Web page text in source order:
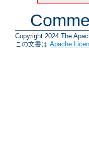
Copyright 2024 The
この文書は Apache